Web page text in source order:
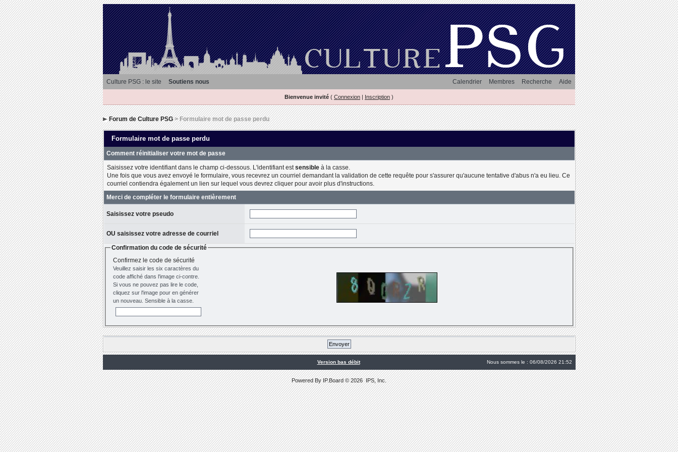
Culture PSG : le site Soutiens nous Aide
Recherche
Membres
Calendrier
Bienvenue invité ( Connexion | Inscription )
Forum de Culture PSG> Formulaire mot de passe perdu
Formulaire mot de passe perdu
Comment réinitialiser votre mot de passe
Saisissez votre identifiant dans le champ ci-dessous. L'identifiant estsensibleà la casse.
Une fois que vous avez envoyé le formulaire, vous recevrez un courriel demandant la validation de cette requête pour s'assurer qu'aucune tentative d'abus n'a eu lieu. Ce
courriel contiendra également un lien sur lequel vous devrez cliquer pour avoir plus d'instructions.
Merci de compléter le formulaire entièrement
Saisissez votre pseudo
OU saisissez votre adresse de courriel
Confirmation du code de sécurité
Confirmez le code de sécurité
Veuillez saisir les six caractères du
code affiché dans l'image ci-contre.
Si vous ne pouvez pas lire le code,
cliquez sur l'image pour en générer
un nouveau. Sensible à la casse.
Version bas débit Nous sommes le : 06/08/2026 21:52
Powered ByIP.Board© 2026IPS, Inc.